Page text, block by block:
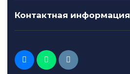
Контактная информация